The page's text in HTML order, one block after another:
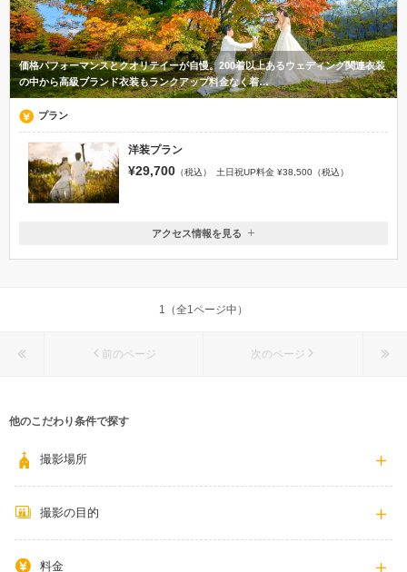
価格パフォーマンスとクオリテイーが自慢。200着以上あるウェディング関連衣装
の中から高級ブランド衣装もランクアップ料金なく着…
プラン
洋装プラン
¥29,700 （税込） 土日祝UP料金 ¥38,500（税込）
長野県大町市 大町 4140
から75分 /麻績インターから45分
アクセス情報を見る
1（全1ページ中）
前のページ 次のページ
他のこだわり条件で探す
撮影場所
撮影の目的
料金